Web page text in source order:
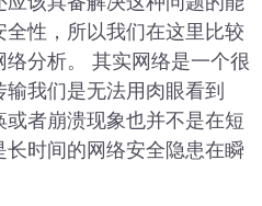
性，所以我们在这里比较
分析。 其实网络是一个很
我们是无法用肉眼看到
者崩溃现象也并不是在短
时间的网络安全隐患在瞬